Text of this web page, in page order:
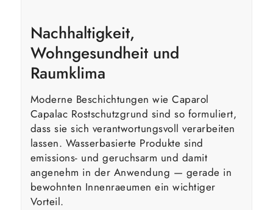
Nachhaltigkeit,
Wohngesundheit und
Raumklima
Moderne Beschichtungen wie Caparol
Capalac Rostschutzgrund sind so formuliert,
dass sie sich verantwortungsvoll verarbeiten
lassen. Wasserbasierte Produkte sind
emissions- und geruchsarm und damit
angenehm in der Anwendung — gerade in
bewohnten Innenraeumen ein wichtiger
Vorteil.